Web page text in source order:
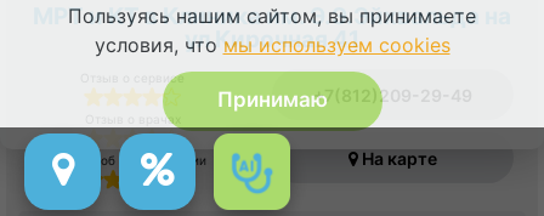
МРТ и КТ в Клиника им. Э.Э.Эйхвальда на
ул Кирочная 41
Отзыв о сервисе
Отзыв о врачах
Отзыв об оборудовании
+7(812)209-29-49
На карте
Пользуясь нашим сайтом, вы принимаете
условия, что мы используем cookies
Принимаю